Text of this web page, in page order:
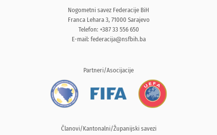
Nogometni savez Federacije BiH
Franca Lehara 3, 71000 Sarajevo
Telefon: +387 33 556 650
E-mail: federacija@nsfbih.ba
Partneri/Asocijacije
Članovi/Kantonalni/Županijski savezi